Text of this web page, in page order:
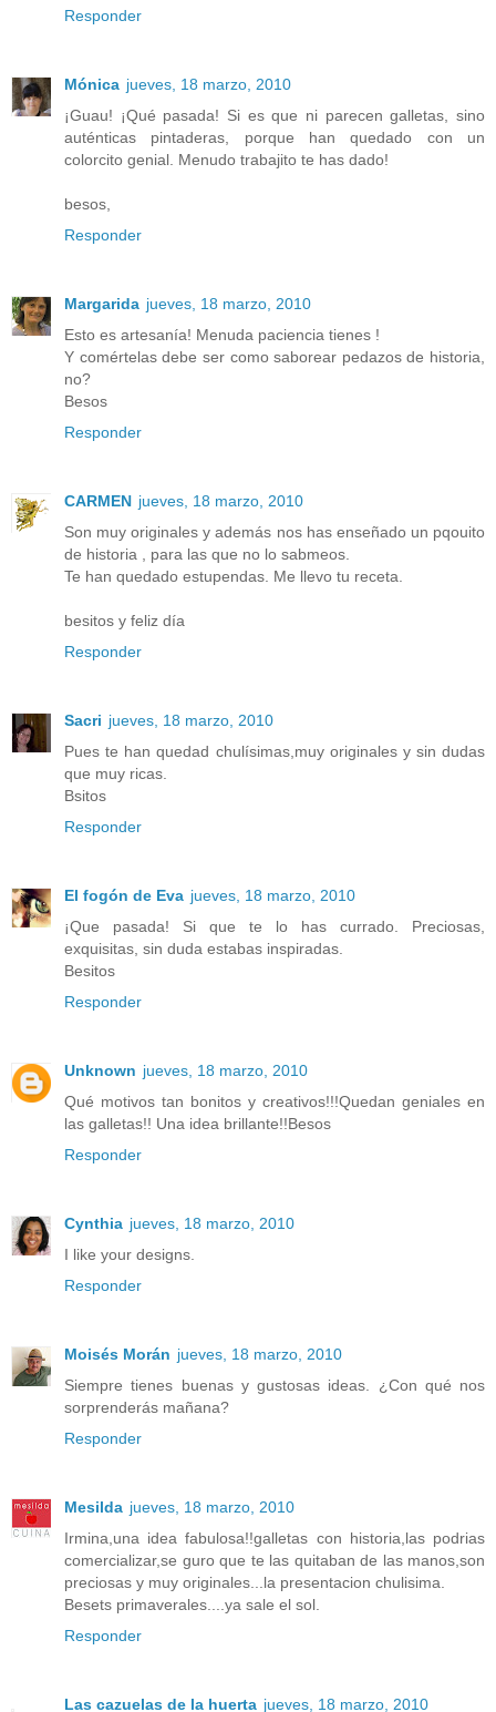
Responder
Mónica jueves, 18 marzo, 2010
¡Guau! ¡Qué pasada! Si es que ni parecen galletas, sino
auténticas pintaderas, porque han quedado con un
colorcito genial. Menudo trabajito te has dado!
besos,
Responder
Margarida jueves, 18 marzo, 2010
Esto es artesanía! Menuda paciencia tienes !
Y comértelas debe ser como saborear pedazos de historia,
no?
Besos
Responder
CARMEN jueves, 18 marzo, 2010
Son muy originales y además nos has enseñado un pqouito
de historia , para las que no lo sabmeos.
Te han quedado estupendas. Me llevo tu receta.
besitos y feliz día
Responder
Sacri jueves, 18 marzo, 2010
Pues te han quedad chulísimas,muy originales y sin dudas
que muy ricas.
Bsitos
Responder
El fogón de Eva jueves, 18 marzo, 2010
¡Que pasada! Si que te lo has currado. Preciosas,
exquisitas, sin duda estabas inspiradas.
Besitos
Responder
Unknown jueves, 18 marzo, 2010
Qué motivos tan bonitos y creativos!!!Quedan geniales en
las galletas!! Una idea brillante!!Besos
Responder
Cynthia jueves, 18 marzo, 2010
I like your designs.
Responder
Moisés Morán jueves, 18 marzo, 2010
Siempre tienes buenas y gustosas ideas. ¿Con qué nos
sorprenderás mañana?
Responder
Mesilda jueves, 18 marzo, 2010
Irmina,una idea fabulosa!!galletas con historia,las podrias
comercializar,se guro que te las quitaban de las manos,son
preciosas y muy originales...la presentacion chulisima.
Besets primaverales....ya sale el sol.
Responder
Las cazuelas de la huerta jueves, 18 marzo, 2010